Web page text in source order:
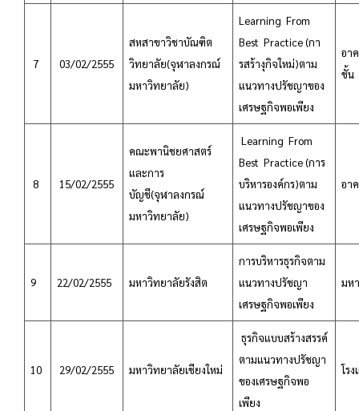
7 03/02/2555
สหสาขาวิชาบัณฑิต
วิทยาลัย(จุฬาลงกรณ์
มหาวิทยาลัย)
Learning From
Best Practice (กา
รสร้างุกิจใหม่)ตาม
แนวทางปรัชญาของ
เศรษฐกิจพอเพียง
อา
ชั้น
8 15/02/2555
คณะพานิชยศาสตร์
และการ
บัญชี(จุฬาลงกรณ์
มหาวิทยาลัย)
Learning From
Best Practice (การ
บริหารองค์กร)ตาม
แนวทางปรัชญาของ
เศรษฐกิจพอเพียง
อา
9 22/02/2555 มหาวิทยาลัยรังสิต
การบริหารธุรกิจตาม
แนวทางปรัชญา
เศรษฐกิจพอเพียง
มห
10 29/02/2555 มหาวิทยาลัยเชียงใหม่
ธุรกิจแบบสร้างสรรค์
ตามแนวทางปรัชญา
ของเศรษฐกิจพอ
เพียง
โร